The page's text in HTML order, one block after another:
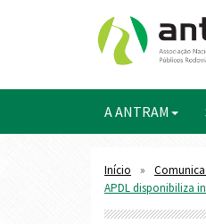
A ANTRAM
Início
APDL disponibiliza